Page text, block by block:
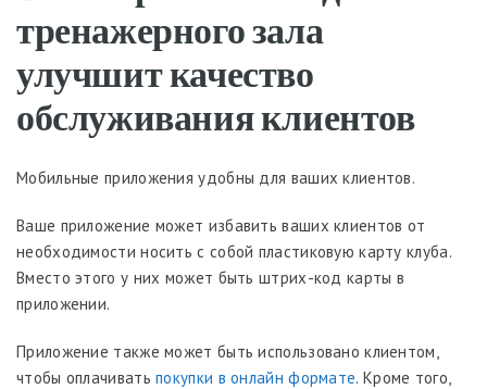
тренажерного зала
улучшит качество
обслуживания клиентов
Мобильные приложения удобны для ваших клиентов.
Ваше приложение может избавить ваших клиентов от
необходимости носить с собой пластиковую карту клуба.
Вместо этого у них может быть штрих-код карты в
приложении.
Приложение также может быть использовано клиентом,
чтобы оплачиватьпокупки в онлайн формате. Кроме того,